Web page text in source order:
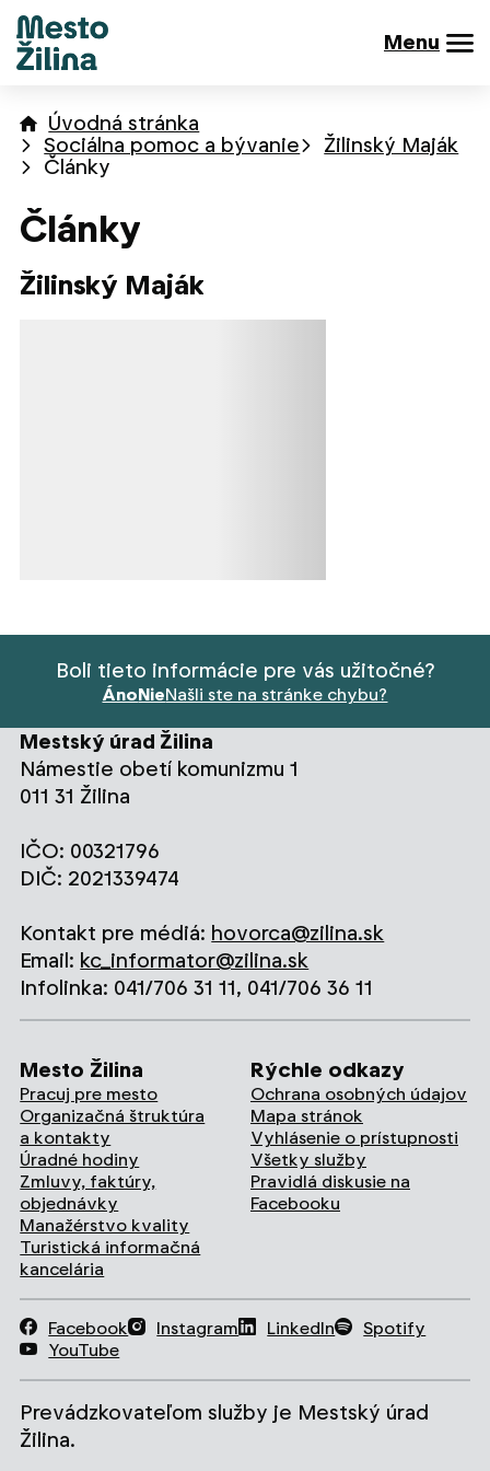
Menu
Úvodná stránka
Sociálna pomoc a bývanie
Žilinský Maják
Články
Články
Žilinský Maják
Boli tieto informácie pre vás užitočné?
ÁnoNieNašli ste na stránke chybu?
Mestský úrad Žilina
Námestie obetí komunizmu 1
011 31 Žilina
IČO: 00321796
DIČ: 2021339474
Kontakt pre médiá: hovorca@zilina.sk
Email: kc_informator@zilina.sk
Infolinka: 041/706 31 11, 041/706 36 11
Mesto Žilina
Pracuj pre mesto
Organizačná štruktúra
a kontakty
Úradné hodiny
Zmluvy, faktúry,
objednávky
Manažérstvo kvality
Turistická informačná
kancelária
Rýchle odkazy
Ochrana osobných údajov
Mapa stránok
Vyhlásenie o prístupnosti
Všetky služby
Pravidlá diskusie na
Facebooku
Facebook Instagram LinkedIn
Spotify
YouTube
Prevádzkovateľom služby je Mestský úrad
Žilina.